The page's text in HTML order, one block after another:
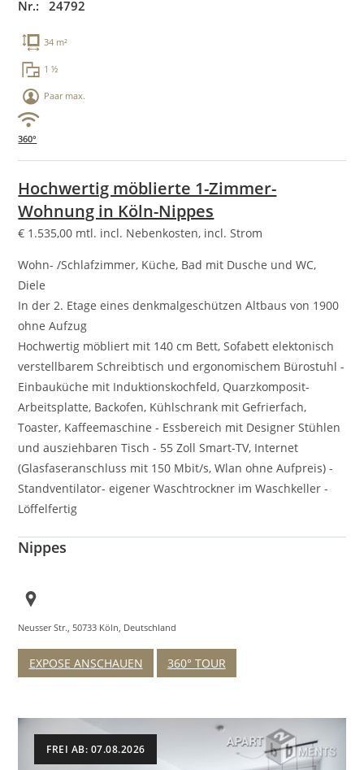
Nr.: 24792
34 m²
1 ½
Paar max.
360°
Hochwertig möblierte 1-Zimmer-
Wohnung in Köln-Nippes
€ 1.535,00 mtl. incl. Nebenkosten, incl. Strom
Wohn- /Schlafzimmer, Küche, Bad mit Dusche und WC,
Diele
In der 2. Etage eines denkmalgeschützen Altbaus von 1900
ohne Aufzug
Hochwertig möbliert mit 140 cm Bett, Sofabett elektonisch
verstellbarem Schreibtisch und ergonomischem Bürostuhl -
Einbauküche mit Induktionskochfeld, Quarzkomposit-
Arbeitsplatte, Backofen, Kühlschrank mit Gefrierfach,
Toaster, Kaffeemaschine - Essbereich mit Designer Stühlen
und ausziehbaren Tisch - 55 Zoll Smart-TV, Internet
(Glasfaseranschluss mit 150 Mbit/s, Wlan ohne Aufpreis) -
Standventilator- eigener Waschtrockner im Waschkeller -
Löffelfertig
Nippes
Neusser Str., 50733 Köln, Deutschland
EXPOSE ANSCHAUEN 360° TOUR
FREI AB: 07.08.2026